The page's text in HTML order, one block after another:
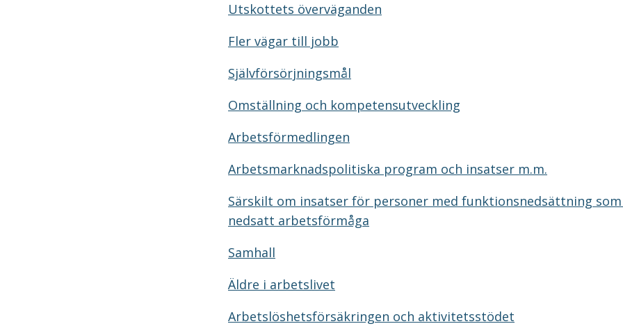
Utskottets överväganden
Fler vägar till jobb
Självförsörjningsmål
Omställning och kompetensutveckling
Arbetsförmedlingen
Arbetsmarknadspolitiska program och insatser m.m.
Särskilt om insatser för personer med funktionsnedsättning
nedsatt arbetsförmåga
Samhall
Äldre i arbetslivet
Arbetslöshetsförsäkringen och aktivitetsstödet